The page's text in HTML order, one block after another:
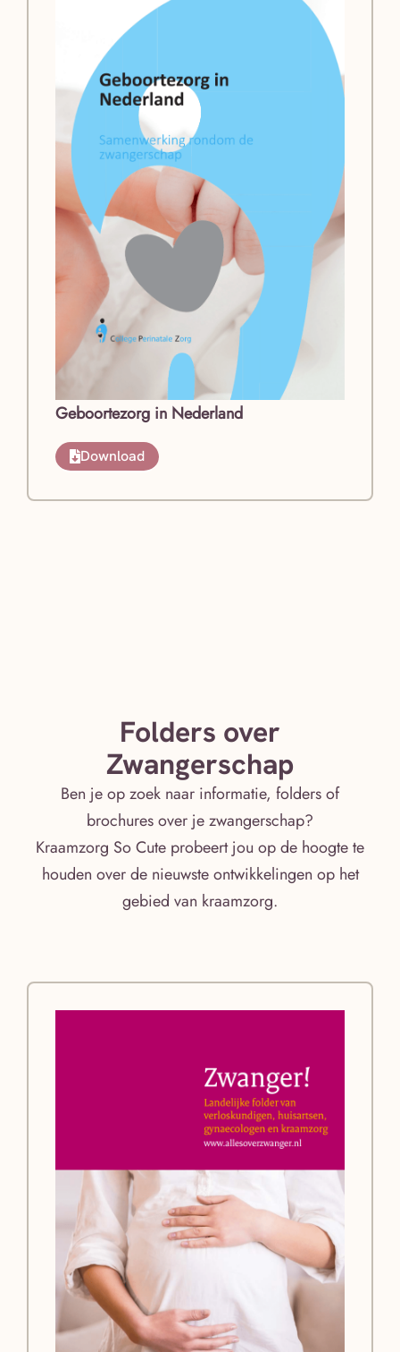
Geboortezorg in Nederland
Download
Folders over
Zwangerschap
Ben je op zoek naar informatie, folders of
brochures over je zwangerschap?
Kraamzorg So Cute probeert jou op de hoogte te
houden over de nieuwste ontwikkelingen op het
gebied van kraamzorg.